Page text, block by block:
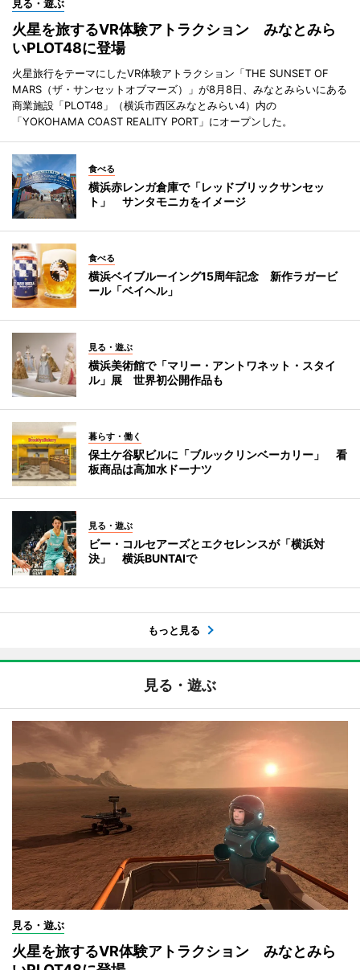
見る・遊ぶ
火星を旅するVR体験アトラクション みなとみら
いPLOT48に登場
火星旅行をテーマにしたVR体験アトラクション「THE SUNSET OF
MARS（ザ・サンセットオブマーズ）」が8月8日、みなとみらいにある
商業施設「PLOT48」（横浜市西区みなとみらい4）内の
「YOKOHAMA COAST REALITY PORT」にオープンした。
食べる
横浜赤レンガ倉庫で「レッドブリックサンセッ
ト」 サンタモニカをイメージ
食べる
横浜ベイブルーイング15周年記念 新作ラガービ
ール「ベイヘル」
見る・遊ぶ
横浜美術館で「マリー・アントワネット・スタイ
ル」展 世界初公開作品も
暮らす・働く
保土ケ谷駅ビルに「ブルックリンベーカリー」 看
板商品は高加水ドーナツ
見る・遊ぶ
ビー・コルセアーズとエクセレンスが「横浜対
決」 横浜BUNTAIで
もっと見る
見る・遊ぶ
見る・遊ぶ
火星を旅するVR体験アトラクション みなとみら